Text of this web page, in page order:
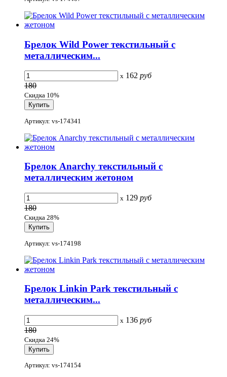
Брелок Wild Power текстильный с
металлическим...
x 162 руб
180
Скидка 10%
Артикул: vs-174341
Брелок Anarchy текстильный с
металлическим жетоном
x 129 руб
180
Скидка 28%
Артикул: vs-174198
Брелок Linkin Park текстильный с
металлическим...
x 136 руб
180
Скидка 24%
Артикул: vs-174154